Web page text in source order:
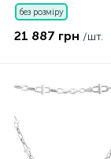
без розміру
21 887 грн /шт.